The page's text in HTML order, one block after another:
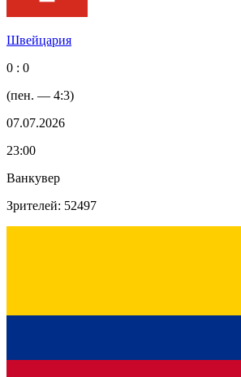
Швейцария
0 : 0
(пен. — 4:3)
07.07.2026
23:00
Ванкувер
Зрителей: 52497